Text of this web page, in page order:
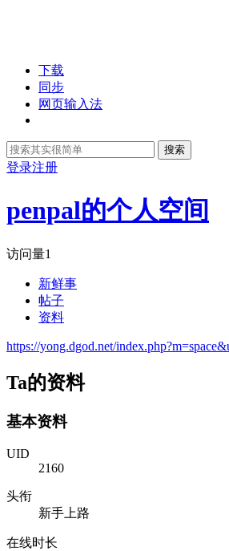
下载
同步
网页输入法
搜索
登录注册
penpal的个人空间
访问量1
新鲜事
帖子
资料
https://yong.dgod.net/
Ta的资料
基本资料
UID
2160
头衔
新手上路
在线时长